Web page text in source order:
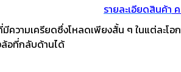
/ เครื่องมือใช้
องจักรและเครื่องCNC
2 Modular
รายละเอียดสินค้า
วามเครียดซึ่งโหลดเพียงสั้น ๆ ในแต่ละโอ
อที่กลับด้านได้